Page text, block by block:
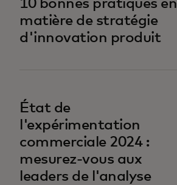
10 bonnes pratiques en
matière de stratégie
d'innovation produit
État de
l'expérimentation
commerciale 2024 :
mesurez-vous aux
leaders de l'analyse